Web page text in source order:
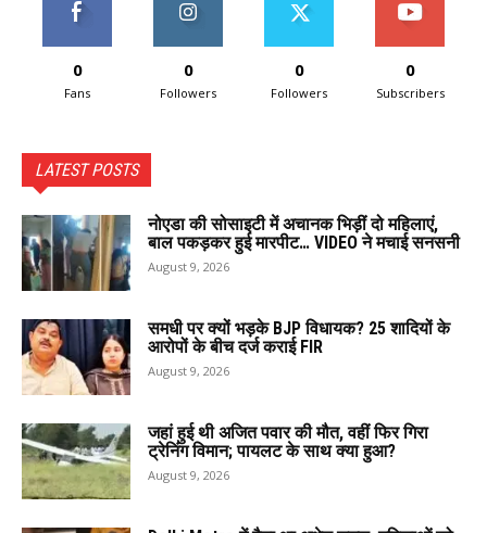
0
Fans
0
Followers
0
Followers
0
Subscribers
LATEST POSTS
नोएडा की सोसाइटी में अचानक भिड़ीं दो महिलाएं,
बाल पकड़कर हुई मारपीट… VIDEO ने मचाई सनसनी
August 9, 2026
समधी पर क्यों भड़के BJP विधायक? 25 शादियों के
आरोपों के बीच दर्ज कराई FIR
August 9, 2026
जहां हुई थी अजित पवार की मौत, वहीं फिर गिरा
ट्रेनिंग विमान; पायलट के साथ क्या हुआ?
August 9, 2026